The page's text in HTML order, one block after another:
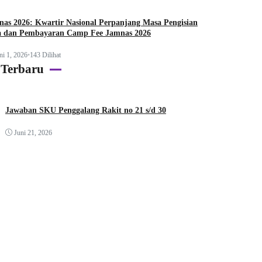
2026: Kwartir Nasional Perpanjang Masa Pengisian
dan Pembayaran Camp Fee Jamnas 2026
1, 2026•143 Dilihat
Jawaban SKU Penggalang Rakit no 21 s/d 30
Juni 21, 2026